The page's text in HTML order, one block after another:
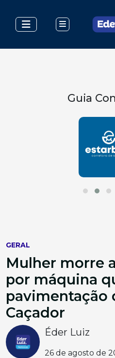
Guia
GERAL
Mulher morre
por máquina
pavimentação
Caçador
Éder Luiz
26 de agosto de